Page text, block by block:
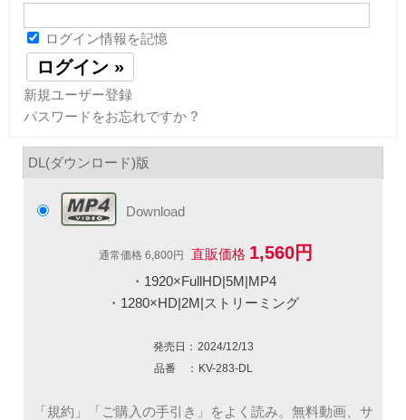
ログイン情報を記憶
新規ユーザー登録
パスワードをお忘れですか ?
DL(ダウンロード)版
Download
通常価格 6,800円 直販価格 1,560円
・1920×FullHD|5M|MP4
・1280×HD|2M|ストリーミング
発売日： 2024/12/13
品番 ： KV-283-DL
「規約」「ご購入の手引き」をよく読み。無料動画、サ